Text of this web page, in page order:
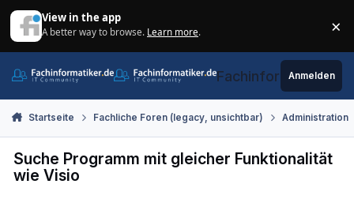
View in the app
A better way to browse. Learn more. ×
Fachinformatiker.de
Anmelden
Startseite Fachliche Foren (legacy, unsichtbar) Administration
Suche Programm mit gleicher Funktionalität
wie Visio